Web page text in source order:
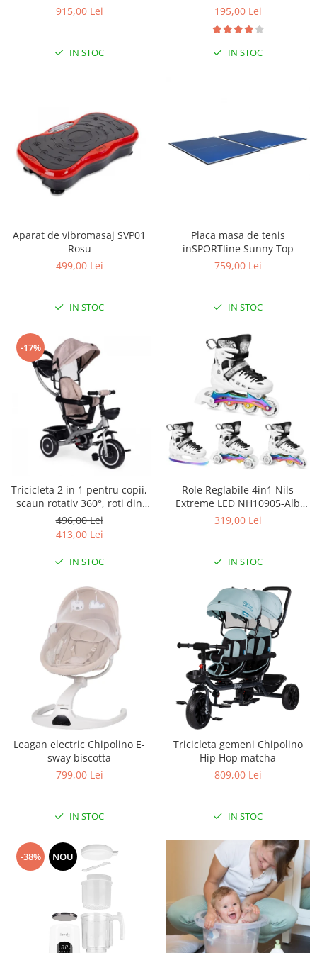
Lampi de veghe
Saltele de infasat
Class 2 in 1 cashmere
915,00 Lei
IN STOC
195,00 Lei
IN STOC
Aparat de vibromasaj SVP01
Rosu
499,00 Lei
IN STOC
Placa masa de tenis
inSPORTline Sunny Top
759,00 Lei
IN STOC
-17%
Tricicleta 2 in 1 pentru copii,
scaun rotativ 360°, roti din
spuma EVA, Ecotoys WQL-066-
52
496,00 Lei
413,00 Lei
IN STOC
Role Reglabile 4in1 Nils
Extreme LED NH10905-Alb
curcubeu
319,00 Lei
IN STOC
Leagan electric Chipolino E-
sway biscotta
799,00 Lei
IN STOC
Tricicleta gemeni Chipolino
Hip Hop matcha
809,00 Lei
IN STOC
-38% NOU